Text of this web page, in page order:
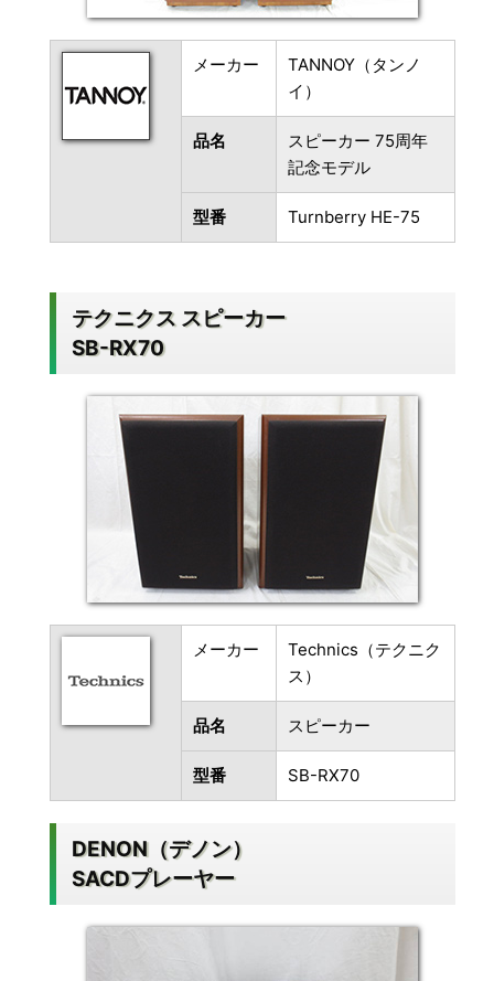
メーカー
TANNOY（タンノ
イ）
品名
スピーカー 75周年
記念モデル
型番 Turnberry HE-75
テクニクス スピーカー
SB-RX70
メーカー
Technics（テクニク
ス）
品名 スピーカー
型番 SB-RX70
DENON（デノン）
SACDプレーヤー